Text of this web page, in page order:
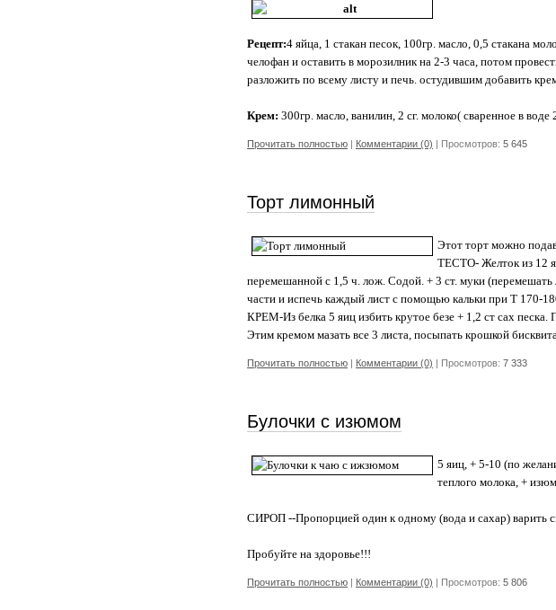
Рецепт:4 яйца, 1 стакан песок, 100гр. масло, 0,5 стакана
челофан и оставить в морозилник на 2-3 часа, потом
разложить по всему листу и печь. остудившим добавить
Крем: 300гр. масло, ванилин, 2 сг. молоко( сваренное в
Прочитать полностью | Комментарии (0) | Просмотров: 5 645
Торт лимонный
Этот торт можно
ТЕСТО- Желток из 12
перемешанной с 1,5 ч. лож. Содой. + 3 ст. муки
части и испечь каждый лист с помощью кальки при Т 170-
КРЕМ-Из белка 5 яиц избить крутое безе + 1,2 ст сах
Этим кремом мазать все 3 листа, посыпать крошкой
Прочитать полностью | Комментарии (0) | Просмотров: 7 333
Булочки с изюмом
5 яиц, + 5-10 (по
теплого молока, +
СИРОП --Пропорцией один к одному (вода и сахар) варить
Пробуйте на здоровье!!!
Прочитать полностью | Комментарии (0) | Просмотров: 5 806